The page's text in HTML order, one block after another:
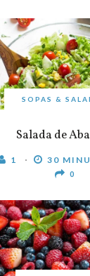
SOPAS &
Salada de
1 30
0